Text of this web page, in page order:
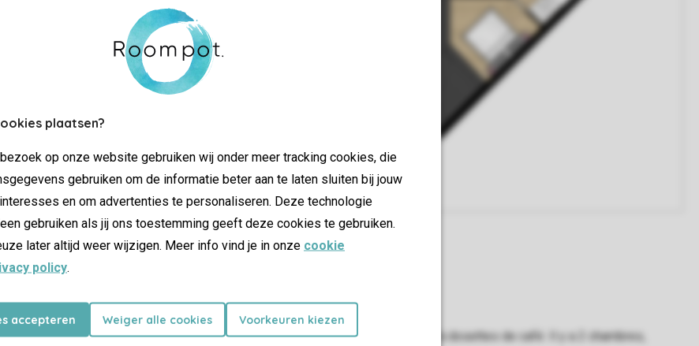
plaatsen?
op onze website gebruiken wij onder meer tracking cookies, die
gebruiken om de informatie beter aan te laten sluiten bij jouw
en om advertenties te personaliseren. Deze technologie
gebruiken als jij ons toestemming geeft deze cookies te gebruiken.
later altijd weer wijzigen. Meer info vind je in onze cookie
policy.
accepteren Weiger alle cookies Voorkeuren kiezen
d'une salle à manger séparée, d'un four micro-ondes et d'une machine à dosettes de café. Il y a 2 chambres,